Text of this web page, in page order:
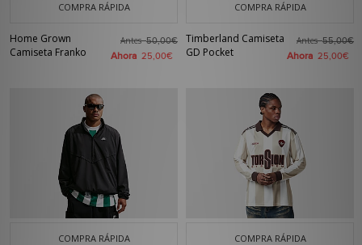
COMPRA RÁPIDA
Home Grown
Camiseta Franko
Antes50,00€
Ahora 25,00€
COMPRA RÁPIDA
Timberland Camiseta
GD Pocket
Antes55,00€
Ahora 25,00€
COMPRA RÁPIDA COMPRA RÁPIDA